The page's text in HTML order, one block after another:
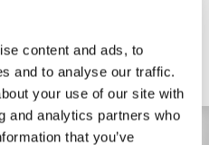
content and ads, to
and to analyse our traffic.
your use of our site with
and analytics partners who
that you’ve